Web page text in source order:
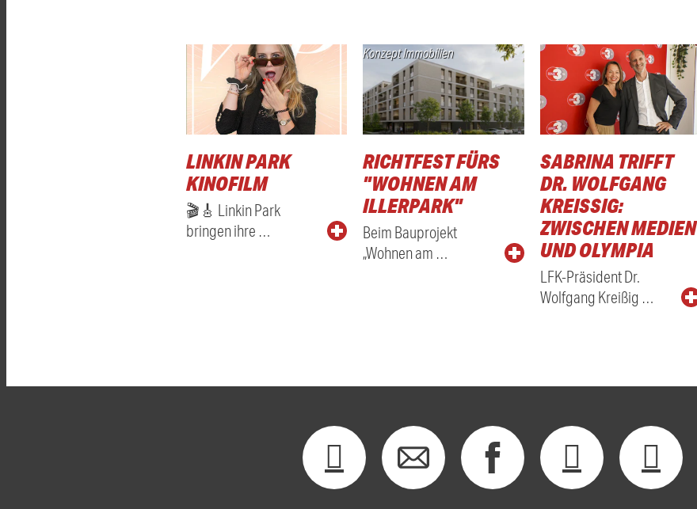
LINKIN PARK
KINOFILM
🎬🎸 Linkin Park
bringen ihre …
Konzept Immobilien
RICHTFEST FÜRS
"WOHNEN AM
ILLERPARK"
Beim Bauprojekt
„Wohnen am …
SABRINA TRIFFT
DR. WOLFGANG
KREISSIG: Z
WISCHEN MEDIEN U
ND OLYMPIA
LFK-Präsident Dr.
Wolfgang Kreißig …